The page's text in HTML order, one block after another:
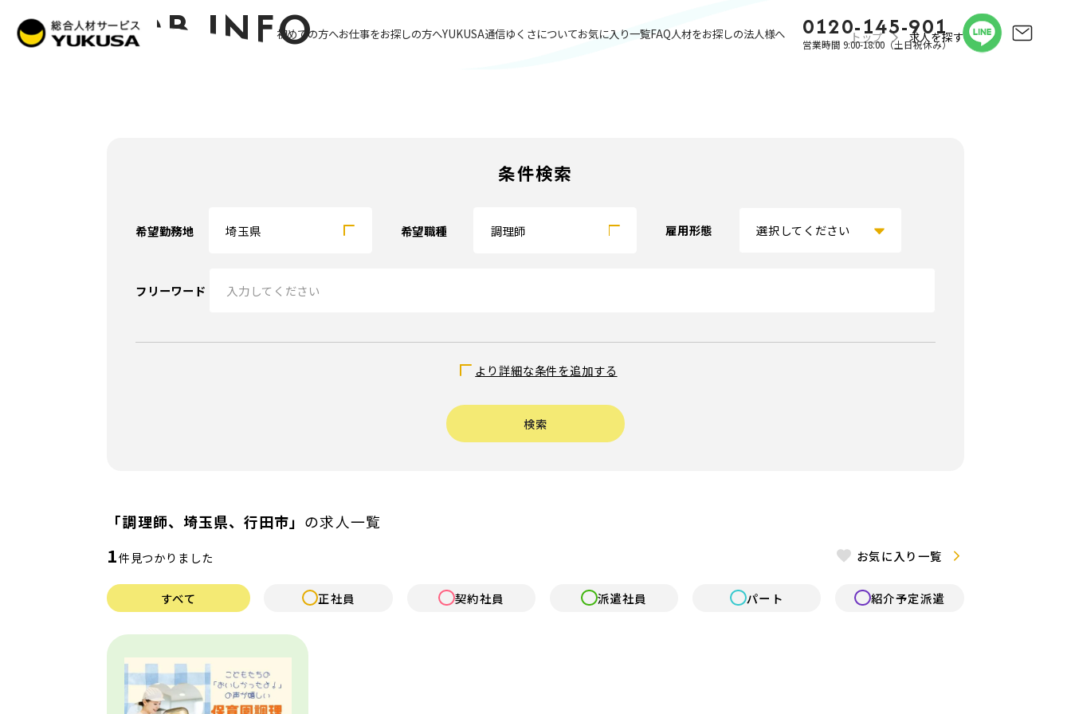
初めての方へお仕事をお探しの方へYUKUSA通信ゆくさについてお気に入り一覧FAQ人材をお探しの法人様へ 0120-145-901
営業時間 9:00-18:00（土日祝休み）
JOB INFO トップ 求人を探す
条件検索
希望勤務地 埼玉県 希望職種 調理師 雇用形態
フリーワード
企業内保育
特徴 フレックス制
賞与あり
年間休日120日以上
より詳細な条件を追加する
検索
「調理師、埼玉県、行田市」 の求人一覧
1件見つかりました お気に入り一覧
すべて 正社員 契約社員 派遣社員 パート 紹介予定派遣